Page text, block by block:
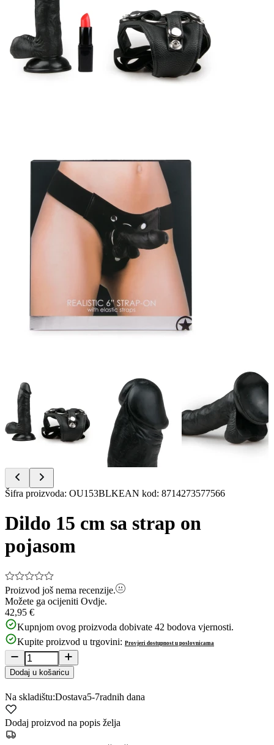
Item
of
Šifra proizvoda: OU153BLKEAN kod: 8714273577566
Dildo 15 cm sa strap on
pojasom
Proizvod još nema recenzije.
Možete ga ocijeniti Ovdje.
42,95 €
Kupnjom ovog proizvoda dobivate 42 bodova vjernosti.
Kupite proizvod u trgovini: Provjeri dostupnost u poslovnicama
Dodaj u košaricu
Na skladištu:Dostava5-7radnih dana
Dodaj proizvod na popis želja